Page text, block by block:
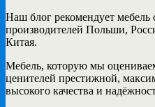
Наш блог рекомендует
производителей Польши,
Китая.
Мебель, которую мы
ценителей престижной,
высокого качества и